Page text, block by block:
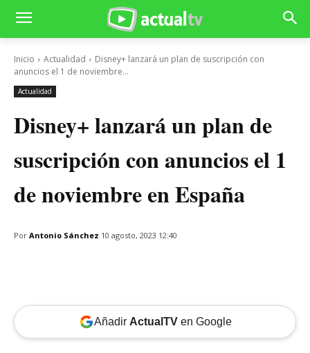
Inicio Actualidad
Disney+ lanzará un plan de suscripción con
anuncios el 1 de noviembre...
Actualidad
Disney+ lanzará un plan de
suscripción con anuncios el 1
de noviembre en España
Por Antonio Sánchez 10 agosto, 2023 12:40
Añadir ActualTVen Google